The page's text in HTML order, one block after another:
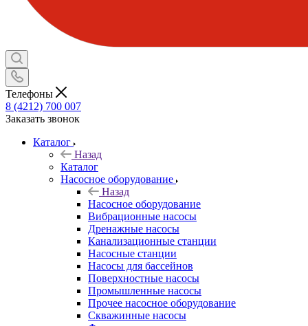
Телефоны
8 (4212) 700 007
Заказать звонок
Каталог
Назад
Каталог
Насосное оборудование
Назад
Насосное оборудование
Вибрационные насосы
Дренажные насосы
Канализационные станции
Насосные станции
Насосы для бассейнов
Поверхностные насосы
Промышленные насосы
Прочее насосное оборудование
Скважинные насосы